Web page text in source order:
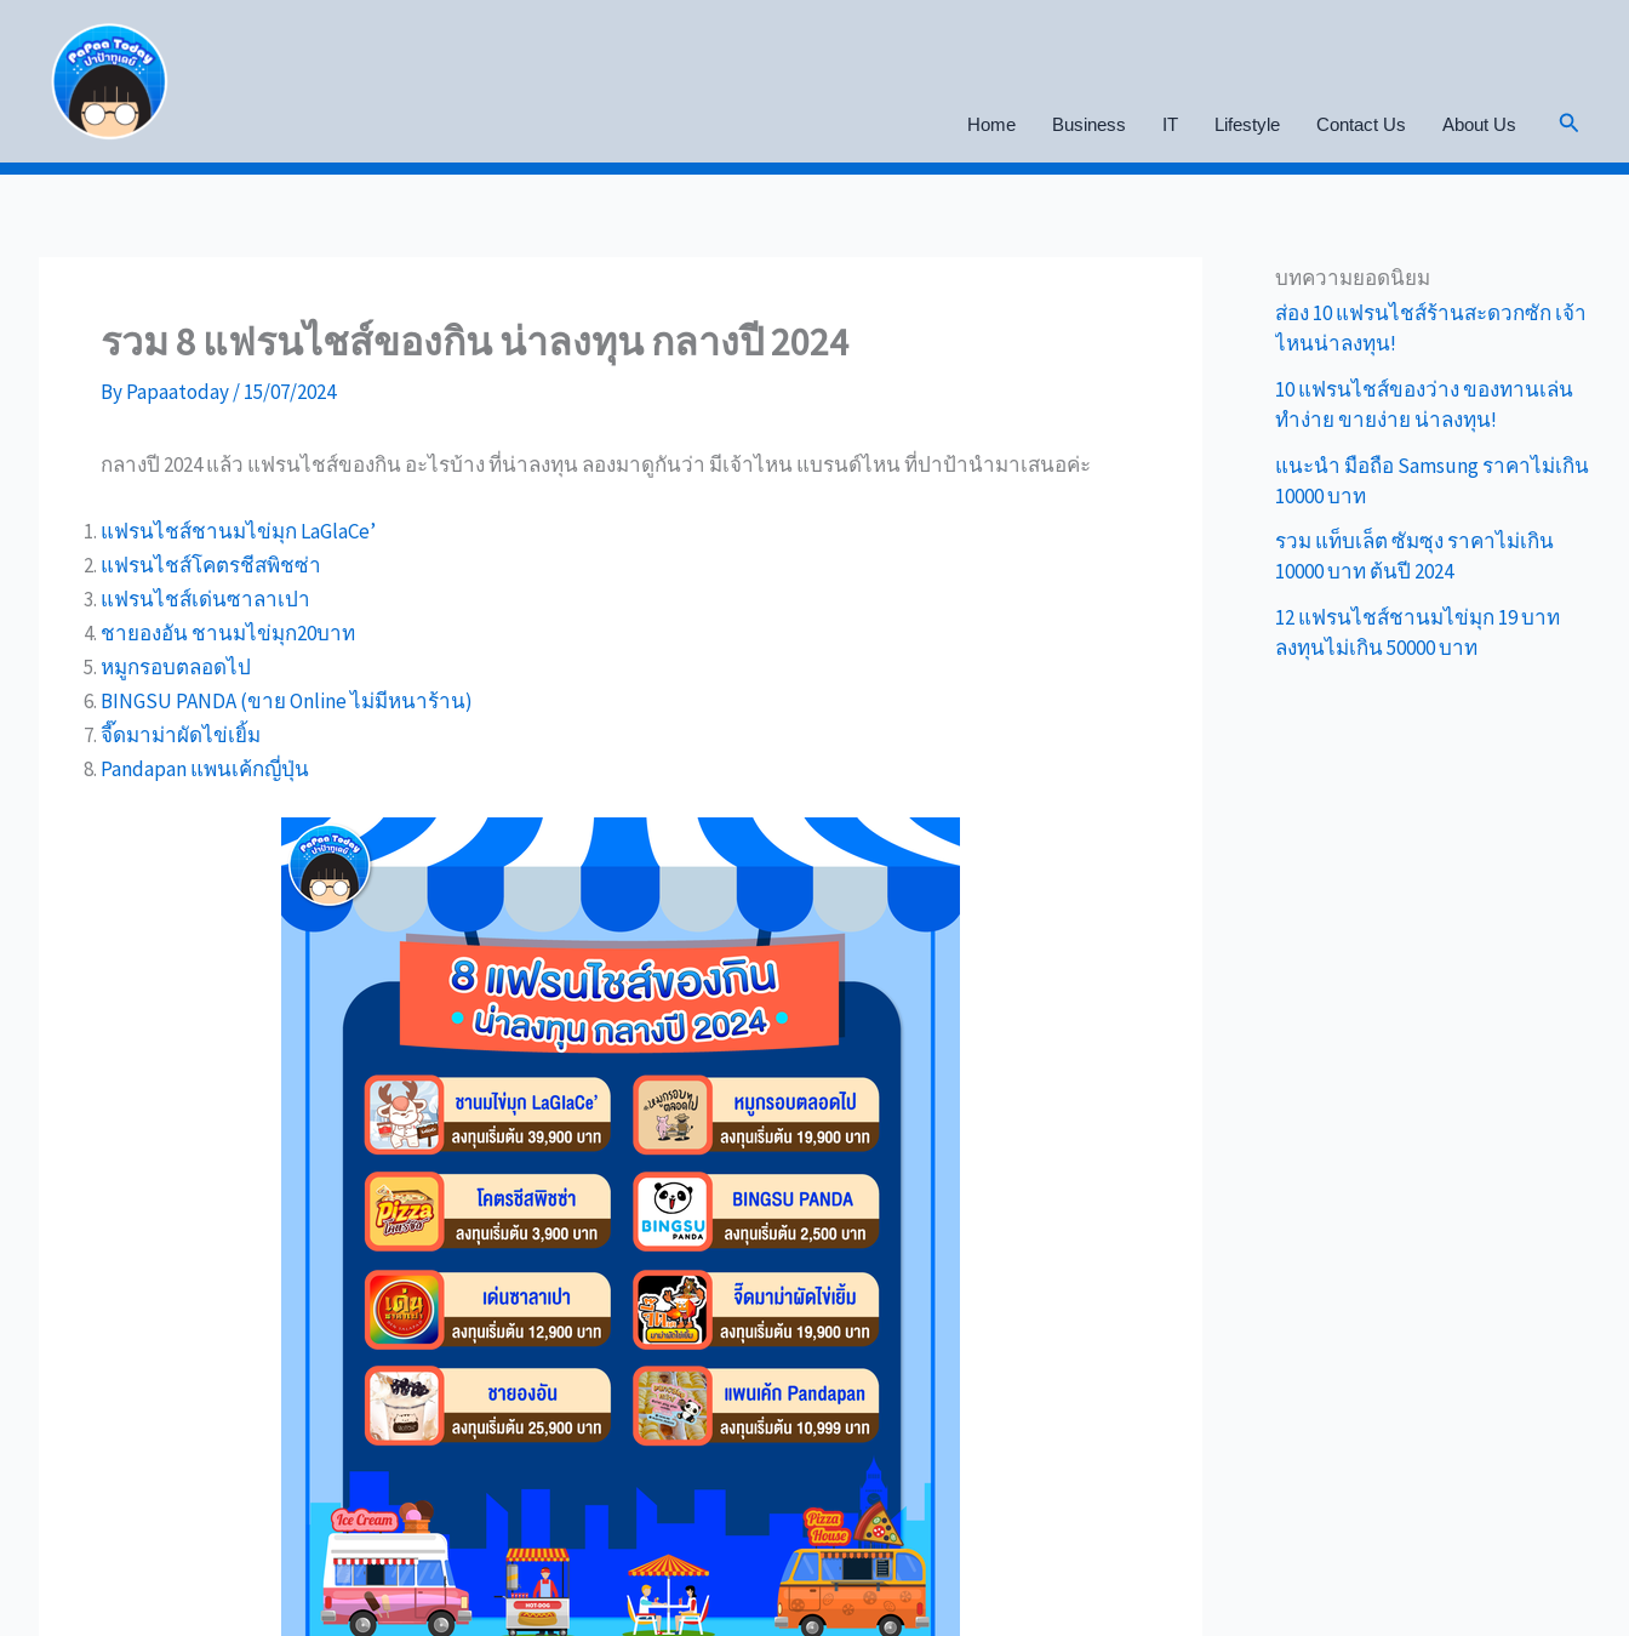
content
Home Business IT Lifestyle Contact Us About Us Search
รวม 8 แฟรนไชส์ของกิน น่าลงทุน กลางปี 2024
ByPapaatoday/15/07/2024
กลางปี 2024 แล้ว แฟรนไชส์ของกิน อะไรบ้าง ที่น่าลงทุน ลองมาดูกันว่า มีเจ้าไหน แบรนด์ไหน ที่ปาป้านำมาเสนอค่ะ
แฟรนไชส์ชานมไข่มุก LaGlaCe’
แฟรนไชส์โคตรชีสพิชซ่า
แฟรนไชส์เด่นซาลาเปา
ชายองอัน ชานมไข่มุก20บาท
หมูกรอบตลอดไป
BINGSU PANDA (ขาย Online ไม่มีหนาร้าน)
จี๊ดมาม่าผัดไข่เยิ้ม
Pandapan แพนเค้กญี่ปุ่น
บทความยอดนิยม
ส่อง 10 แฟรนไชส์ร้านสะดวกซัก เจ้า
ไหนน่าลงทุน!
10 แฟรนไชส์ของว่าง ของทานเล่น
ทำง่าย ขายง่าย น่าลงทุน!
แนะนำ มือถือ Samsung ราคาไม่เกิน
10000 บาท
รวม แท็บเล็ต ซัมซุง ราคาไม่เกิน
10000 บาท ต้นปี 2024
12 แฟรนไชส์ชานมไข่มุก 19 บาท
ลงทุนไม่เกิน 50000 บาท